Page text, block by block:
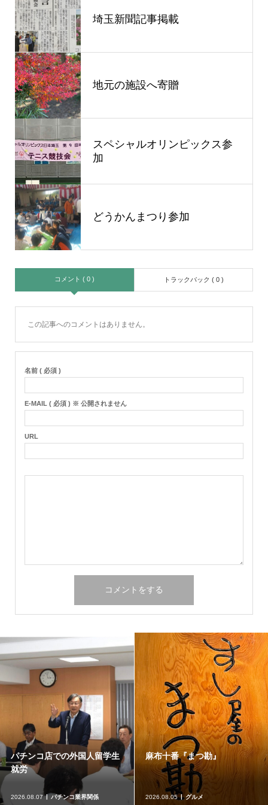
埼玉新聞記事掲載
地元の施設へ寄贈
スペシャルオリンピックス参
加
どうかんまつり参加
コメント ( 0 ) トラックバック ( 0 )
この記事へのコメントはありません。
名前 ( 必須 )
E-MAIL ( 必須 ) ※ 公開されません
URL
パチンコ店での外国人留学生
就労
2026.08.07 パチンコ業界関係
麻布十番『まつ勘』
2026.08.05 グルメ